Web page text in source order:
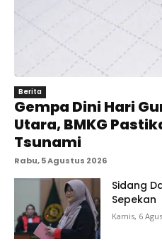
Berita
Gempa Dini Hari
Utara, BMKG
Tsunami
Rabu, 5 Agustus 2026
Sidang
Sepekan
Kamis, 6